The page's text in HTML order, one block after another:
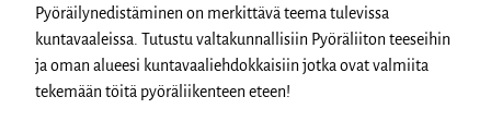
Pyöräilynedistäminen on merkittävä teema tulevissa
kuntavaaleissa. Tutustu valtakunnallisiin Pyöräliiton teeseihin
ja oman alueesi kuntavaaliehdokkaisiin jotka ovat valmiita
tekemään töitä pyöräliikenteen eteen!